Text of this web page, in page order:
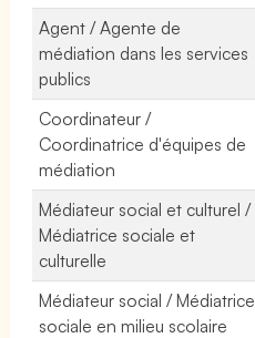
Agent / Agente de
médiation dans les services
publics
Coordinateur /
Coordinatrice d'équipes de
médiation
Médiateur social et culturel /
Médiatrice sociale et
culturelle
Médiateur social / Médiatrice
sociale en milieu scolaire